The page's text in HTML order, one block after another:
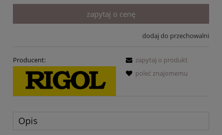
zapytaj o cenę
dodaj do przechowalni
Producent:
zapytaj o produkt
poleć znajomemu
Opis